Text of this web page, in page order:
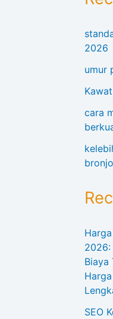
2026
umur
cara
2026:
Biaya
SEO